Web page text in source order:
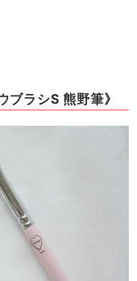
ラシS 熊野筆》